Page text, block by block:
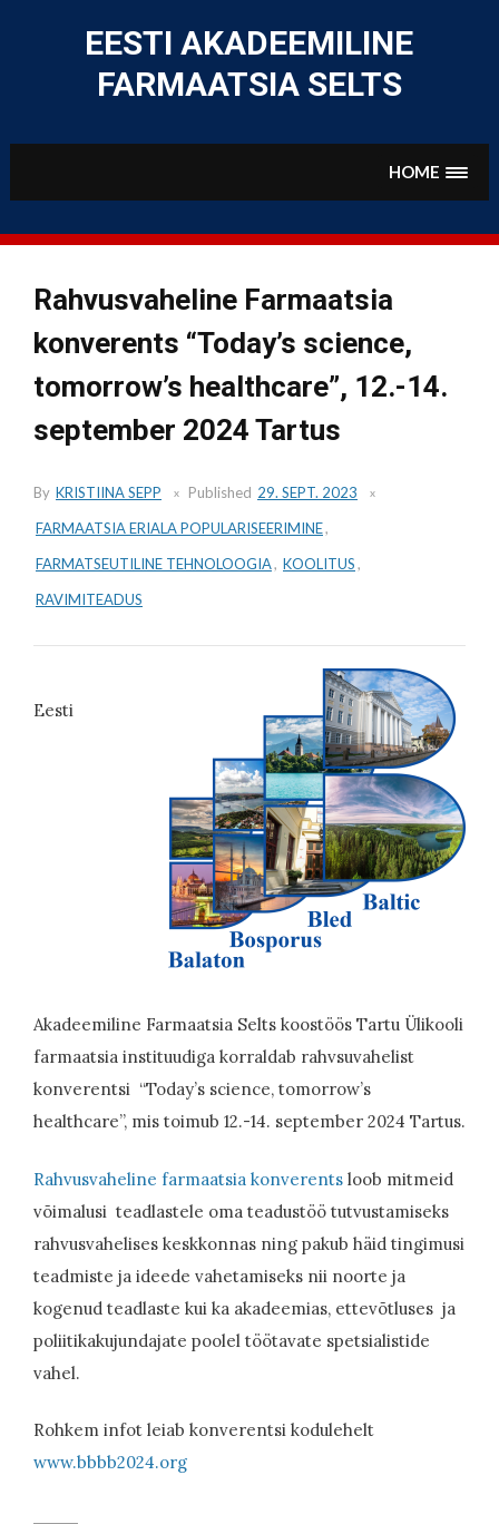
content
EESTI AKADEEMILINE
FARMAATSIA SELTS
HOME
Rahvusvaheline Farmaatsia
konverents “Today’s science,
tomorrow’s healthcare”, 12.-14.
september 2024 Tartus
By KRISTIINA SEPP Published 29. SEPT. 2023
FARMAATSIA ERIALA POPULARISEERIMINE,
FARMATSEUTILINE TEHNOLOOGIA, KOOLITUS,
RAVIMITEADUS
Eesti
Akadeemiline Farmaatsia Selts koostöös Tartu Ülikooli
farmaatsia instituudiga korraldab rahvsuvahelist
konverentsi “Today’s science, tomorrow’s
healthcare”, mis toimub 12.-14. september 2024 Tartus.
Rahvusvaheline farmaatsia konverents loob mitmeid
võimalusi teadlastele oma teadustöö tutvustamiseks
rahvusvahelises keskkonnas ning pakub häid tingimusi
teadmiste ja ideede vahetamiseks nii noorte ja
kogenud teadlaste kui ka akadeemias, ettevõtluses ja
poliitikakujundajate poolel töötavate spetsialistide
vahel.
Rohkem infot leiab konverentsi kodulehelt
www.bbbb2024.org